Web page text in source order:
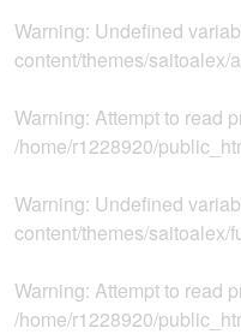
Warning: Undefined
content/themes/saitoalex/
Warning: Attempt to read
/home/r1228920/
Warning: Undefined
content/themes/saitoalex/
Warning: Attempt to read
/home/r1228920/